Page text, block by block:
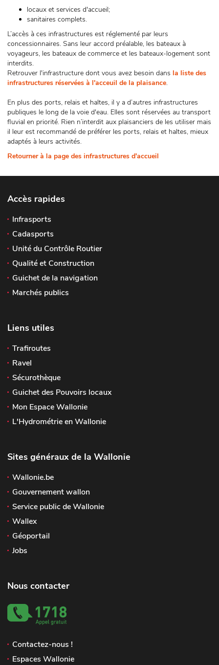
locaux et services d'accueil;
sanitaires complets.
L’accès à ces infrastructures est réglementé par leurs
concessionnaires. Sans leur accord préalable, les bateaux à
voyageurs, les bateaux de commerce et les bateaux-logement sont
interdits.
Retrouver l'infrastructure dont vous avez besoin dans la liste des
infrastructures réservées à l'acceuil de la plaisance.
En plus des ports, relais et haltes, il y a d’autres infrastructures
publiques le long de la voie d'eau. Elles sont réservées au transport
fluvial en priorité. Rien n’interdit aux plaisanciers de les utiliser mais
il leur est recommandé de préférer les ports, relais et haltes, mieux
adaptés à leurs activités.
Retourner à la page des infrastructures d'accueil
Accès rapides
Infrasports
Cadasports
Unité du Contrôle Routier
Qualité et Construction
Guichet de la navigation
Marchés publics
Liens utiles
Trafiroutes
Ravel
Sécurothèque
Guichet des Pouvoirs locaux
Mon Espace Wallonie
L'Hydrométrie en Wallonie
Sites généraux de la Wallonie
Wallonie.be
Gouvernement wallon
Service public de Wallonie
Wallex
Géoportail
Jobs
Nous contacter
Contactez-nous !
Espaces Wallonie